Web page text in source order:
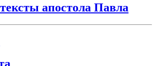
апостола Павла